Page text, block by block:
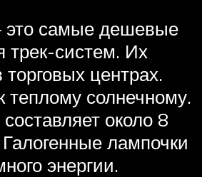
это самые дешевые
трек-систем. Их
центрах.
теплому солнечному.
около 8
лампочки
энергии.